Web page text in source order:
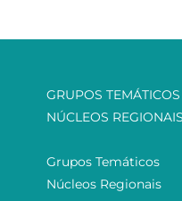
GRUPOS
NÚCLEOS REGIONAIS
Grupos Temáticos
Núcleos Regionais